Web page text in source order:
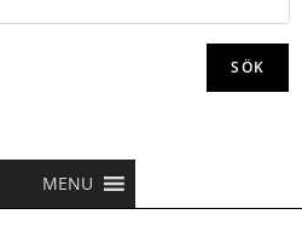
SÖK
MENU